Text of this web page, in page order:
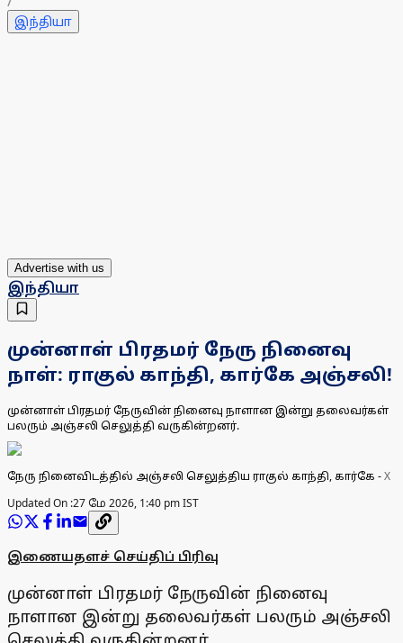
இந்தியா
Advertise with us
இந்தியா
முன்னாள் பிரதமர் நேரு நினைவு
நாள்: ராகுல் காந்தி, கார்கே அஞ்சலி!
முன்னாள் பிரதமர் நேருவின் நினைவு நாளான இன்று தலைவர்கள்
பலரும் அஞ்சலி செலுத்தி வருகின்றனர்.
நேரு நினைவிடத்தில் அஞ்சலி செலுத்திய ராகுல் காந்தி, கார்கே -X
Updated On :27 மே 2026, 1:40 pm IST
இணையதளச் செய்திப் பிரிவு
முன்னாள் பிரதமர் நேருவின் நினைவு
நாளான இன்று தலைவர்கள் பலரும் அஞ்சலி